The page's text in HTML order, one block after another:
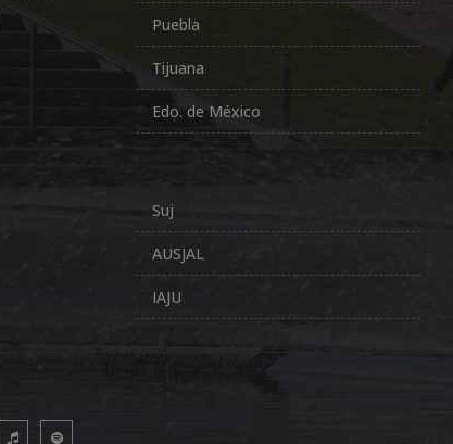
Puebla
Tijuana
Edo. de México
Suj
AUSJAL
IAJU